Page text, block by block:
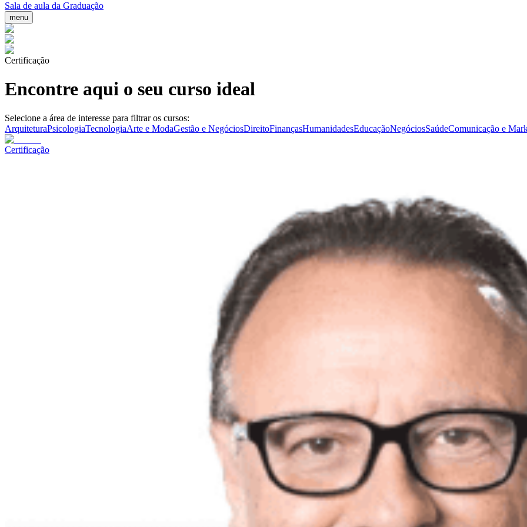
Sala de aula da Graduação
menu
Certificação
Encontre aqui o seu curso ideal
Selecione a área de interesse para filtrar os cursos:
ArquiteturaPsicologiaTecnologiaArte e ModaGestão e NegóciosDireitoFinançasHumanidadesEducaçãoNegóciosSaúdeComunicação e
Certificação